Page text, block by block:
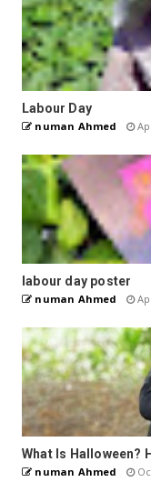
Labour Day
numan Ahmed
labour day poster
numan Ahmed
What Is Halloween?
numan Ahmed